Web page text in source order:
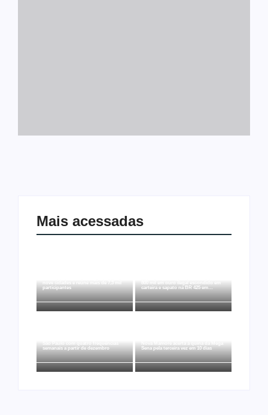
Mais acessadas
nove cidades e reúne mais de 7,3 mil
participantes
800 mil em ouro ilegal escondido em
carteira e sapato na BR 425 em…
São Paulo com quatro frequências
semanais a partir de dezembro
Sena pela terceira vez em 10 dias